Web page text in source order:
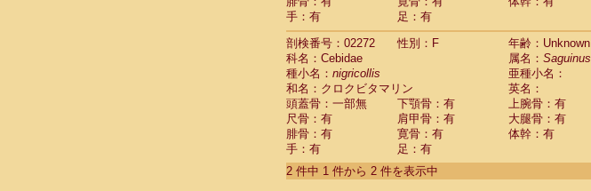
Cebidae Saguinusspp.
Cebidae Aotus trivirgatus
Cebidae Cebus albifrons
Cebidae
CebidaeCebus capucinus
CebidaeCebus nigrivittatus
Cebidae Cebusspp.(0)
Cebidae Saimiri boliviensis
Cebidae Saimiri sciureus
Atelidae Alouatta caraya
AtelidaeAlouatta fusca
AtelidaeAlouatta seniculus
手：有
足：有
剖検番号：02272
性別：F
年齢：Unknown
科名：Cebidae
属名： Saguinus
種小名： nigricollis
亜種小名：
和名：クロクビタマリン
英名：
頭蓋骨：一部無
下顎骨：有 上腕骨：有
尺骨：有
肩甲骨：有 大腿骨：有
腓骨：有
寛骨：有
体幹：有
手：有
足：有
2 件中 1 件から 2 件を表示中